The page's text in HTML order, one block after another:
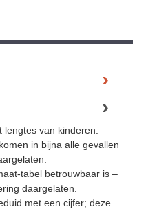
van kinderen.
in bijna alle gevallen
tabel betrouwbaar is –
daargelaten.
met een cijfer; deze